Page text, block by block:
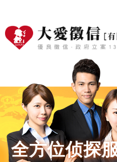
全方位侦探